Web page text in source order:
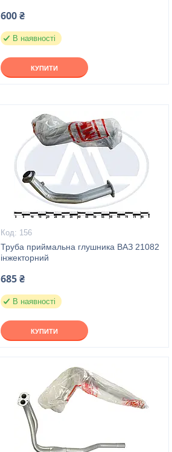
600 ₴
В наявності
КУПИТИ
156
Труба приймальна глушника ВАЗ 21082
інжекторний
685 ₴
В наявності
КУПИТИ